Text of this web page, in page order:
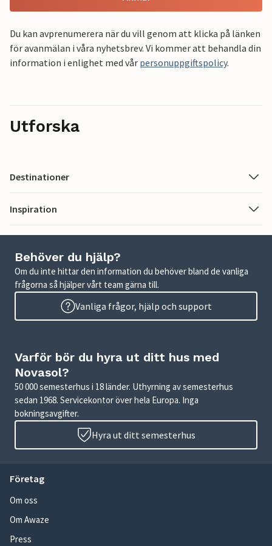
Du kan avprenumerera när du vill genom att klicka på länken
för avanmälan i våra nyhetsbrev. Vi kommer att behandla din
information i enlighet med vår personuppgiftspolicy.
Utforska
Destinationer
Inspiration
Behöver du hjälp?
Om du inte hittar den information du behöver bland de vanliga
frågorna så hjälper vårt team gärna till.
Vanliga frågor, hjälp och support
Varför bör du hyra ut ditt hus med
Novasol?
50 000 semesterhus i 18 länder. Uthyrning av semesterhus
sedan 1968. Servicekontor över hela Europa. Inga
bokningsavgifter.
Hyra ut ditt semesterhus
Företag
Om oss
Om Awaze
Press